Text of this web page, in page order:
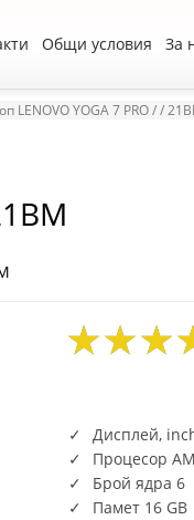
Общи условия За
LENOVO YOGA 7 PRO / /
Дисплей,
Процесор
Брой ядра 6
Памет 16 GB